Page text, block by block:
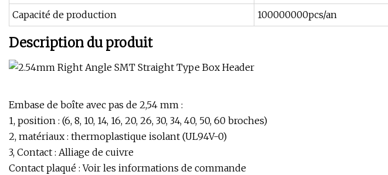
Capacité de production
100000000pcs/an
Description du produit
Embase de boîte avec pas de 2,54 mm :
1, position : (6, 8, 10, 14, 16, 20, 26, 30, 34, 40, 50, 60 broches)
2, matériaux : thermoplastique isolant (UL94V-0)
3, Contact : Alliage de cuivre
Contact plaqué : Voir les informations de commande